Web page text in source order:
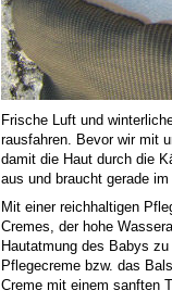
Frische Luft und
rausfahren. Bevor wir mit
damit die Haut durch die
aus und braucht gerade
Mit einer reichhaltigen
Cremes, der hohe
Hautatmung des Babys
Pflegecreme bzw. das
Creme mit einem sanften